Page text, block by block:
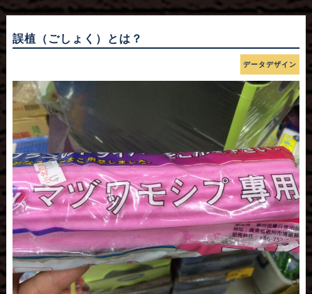
誤植（ごしょく）とは？
データデザイン